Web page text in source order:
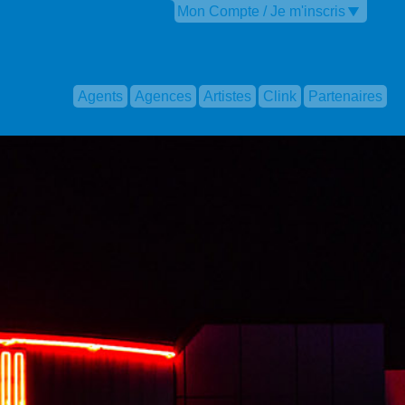
Mon Compte / Je m'inscris
Agents Agences Artistes Clink Partenaires